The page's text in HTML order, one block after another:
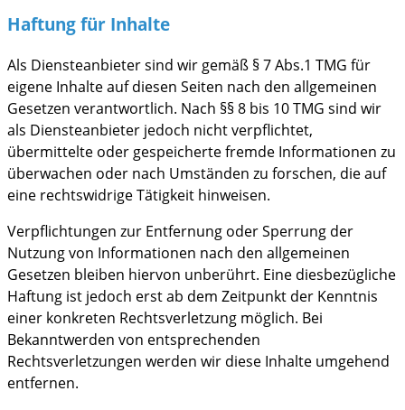
Haftung für Inhalte
Als Diensteanbieter sind wir gemäß § 7 Abs.1 TMG für
eigene Inhalte auf diesen Seiten nach den allgemeinen
Gesetzen verantwortlich. Nach §§ 8 bis 10 TMG sind wir
als Diensteanbieter jedoch nicht verpflichtet,
übermittelte oder gespeicherte fremde Informationen zu
überwachen oder nach Umständen zu forschen, die auf
eine rechtswidrige Tätigkeit hinweisen.
Verpflichtungen zur Entfernung oder Sperrung der
Nutzung von Informationen nach den allgemeinen
Gesetzen bleiben hiervon unberührt. Eine diesbezügliche
Haftung ist jedoch erst ab dem Zeitpunkt der Kenntnis
einer konkreten Rechtsverletzung möglich. Bei
Bekanntwerden von entsprechenden
Rechtsverletzungen werden wir diese Inhalte umgehend
entfernen.